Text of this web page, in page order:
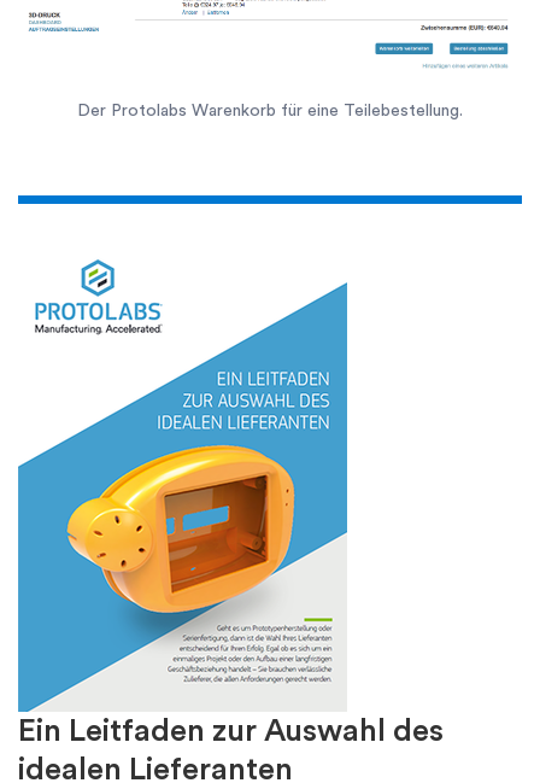
Der Protolabs Warenkorb für eine Teilebestellung.
Ein Leitfaden zur Auswahl des
idealen Lieferanten